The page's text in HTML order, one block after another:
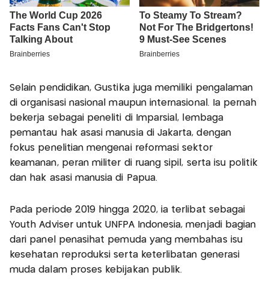
Selain pendidikan, Gustika juga memiliki pengalaman
di organisasi nasional maupun internasional. Ia pernah
bekerja sebagai peneliti di Imparsial, lembaga
pemantau hak asasi manusia di Jakarta, dengan
fokus penelitian mengenai reformasi sektor
keamanan, peran militer di ruang sipil, serta isu politik
dan hak asasi manusia di Papua.
Pada periode 2019 hingga 2020, ia terlibat sebagai
Youth Adviser untuk UNFPA Indonesia, menjadi bagian
dari panel penasihat pemuda yang membahas isu
kesehatan reproduksi serta keterlibatan generasi
muda dalam proses kebijakan publik.